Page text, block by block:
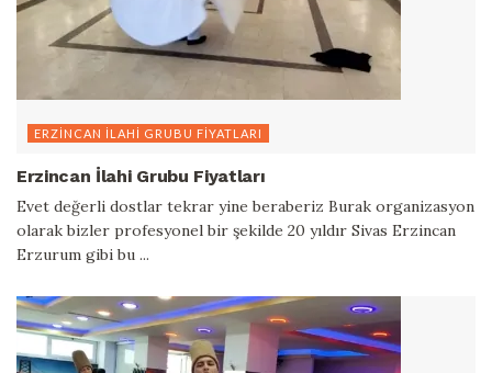
ERZINCAN İLAHI GRUBU FIYATLARI
Erzincan İlahi Grubu Fiyatları
Evet değerli dostlar tekrar yine beraberiz Burak organizasyon
olarak bizler profesyonel bir şekilde 20 yıldır Sivas Erzincan
Erzurum gibi bu ...